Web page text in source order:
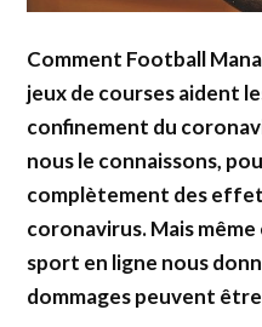
Comment Football
jeux de courses aident
confinement du
nous le connaissons,
complètement des
coronavirus. Mais
sport en ligne nous
dommages peuvent